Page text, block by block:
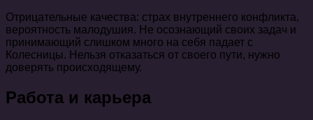
Отрицательные качества: страх внутреннего конфликта,
вероятность малодушия. Не осознающий своих задач и
принимающий слишком много на себя падает с
Колесницы. Нельзя отказаться от своего пути, нужно
доверять происходящему.
Работа и карьера